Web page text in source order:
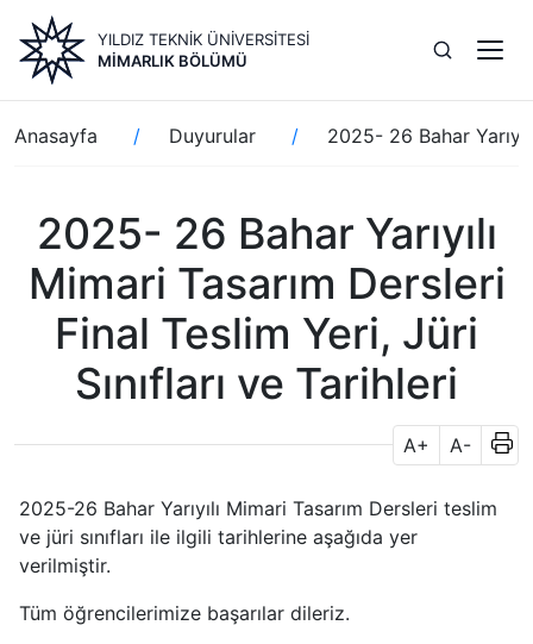
içeriğe
atla
YILDIZ TEKNİK ÜNİVERSİTESİ
MIMARLIK BÖLÜMÜ
Sayfa
yolu
Anasayfa Duyurular 2025- 26 Bahar
2025- 26 Bahar Yarıyılı
Mimari Tasarım Dersleri
Final Teslim Yeri, Jüri
Sınıfları ve Tarihleri
A+ A-
2025-26 Bahar Yarıyılı Mimari Tasarım Dersleri teslim
ve jüri sınıfları ile ilgili tarihlerine aşağıda yer
verilmiştir.
Tüm öğrencilerimize başarılar dileriz.